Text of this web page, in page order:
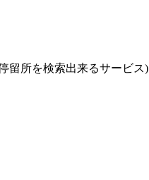
留所を検索出来るサービス)